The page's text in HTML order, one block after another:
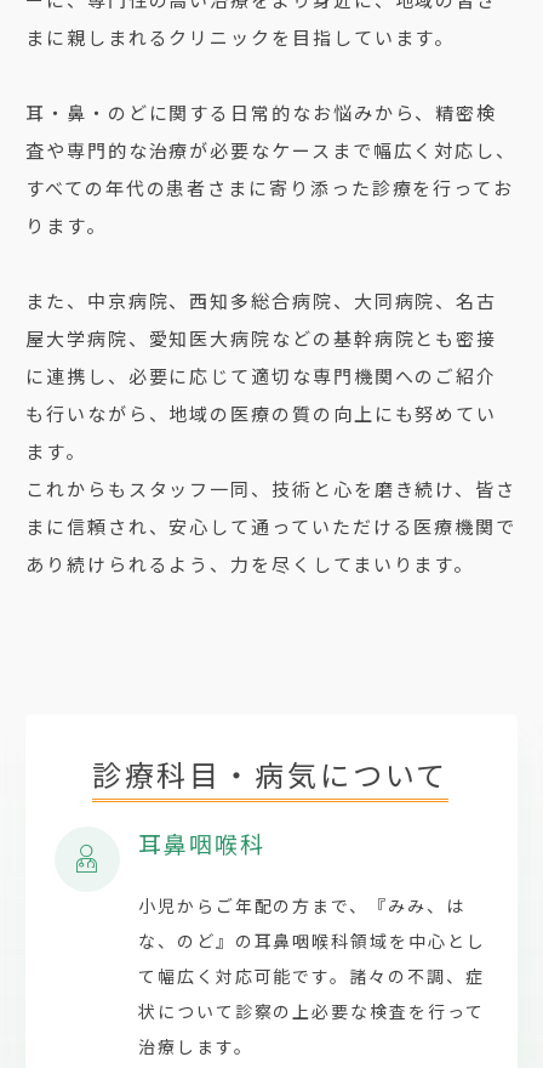
まに親しまれるクリニックを目指しています。
耳・鼻・のどに関する日常的なお悩みから、精密検
査や専門的な治療が必要なケースまで幅広く対応し、
すべての年代の患者さまに寄り添った診療を行ってお
ります。
また、中京病院、西知多総合病院、大同病院、名古
屋大学病院、愛知医大病院などの基幹病院とも密接
に連携し、必要に応じて適切な専門機関へのご紹介
も行いながら、地域の医療の質の向上にも努めてい
ます。
これからもスタッフ一同、技術と心を磨き続け、皆さ
まに信頼され、安心して通っていただける医療機関で
あり続けられるよう、力を尽くしてまいります。
診療科目・病気について
耳鼻咽喉科
小児からご年配の方まで、『みみ、は
な、のど』の耳鼻咽喉科領域を中心とし
て幅広く対応可能です。諸々の不調、症
状について診察の上必要な検査を行って
治療します。